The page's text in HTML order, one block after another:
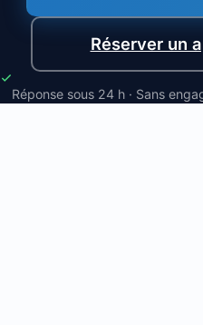
Réserver un
Réponse sous 24 h · Sans